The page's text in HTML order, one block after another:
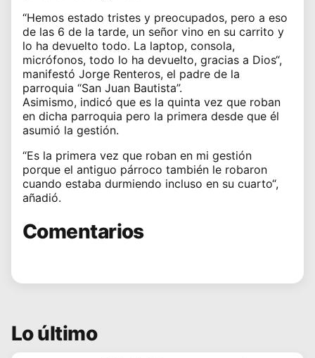
“Hemos estado tristes y preocupados, pero a eso
de las 6 de la tarde, un señor vino en su carrito y
lo ha devuelto todo. La laptop, consola,
micrófonos, todo lo ha devuelto, gracias a Dios“,
manifestó Jorge Renteros, el padre de la
parroquia “San Juan Bautista”.
Asimismo, indicó que es la quinta vez que roban
en dicha parroquia pero la primera desde que él
asumió la gestión.
“Es la primera vez que roban en mi gestión
porque el antiguo párroco también le robaron
cuando estaba durmiendo incluso en su cuarto“,
añadió.
Comentarios
Lo último